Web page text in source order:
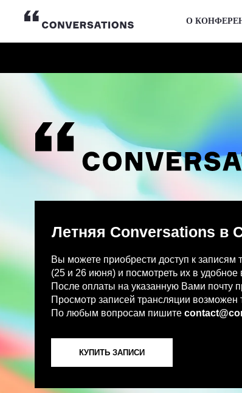
О
Вы можете приобрести доступ к записям
После оплаты на указанную Вами почту
Просмотр записей трансляции возможен
По любым вопросам пишите
КУПИТЬ ЗАПИСИ